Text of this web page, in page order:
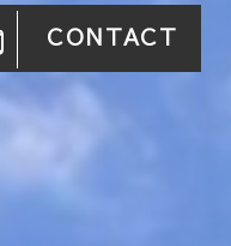
CONTACT